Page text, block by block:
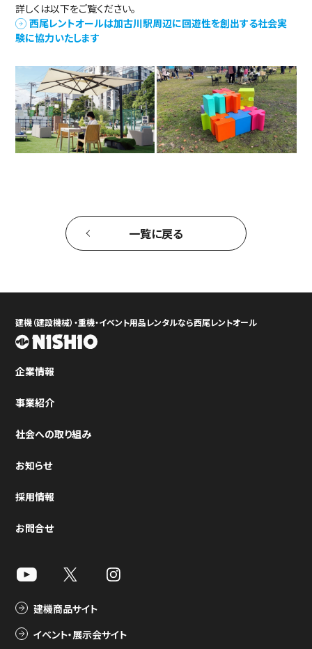
詳しくは以下をご覧ください。
西尾レントオールは加古川駅周辺に回遊性を創出する社会実
験に協力いたします
一覧に戻る
建機（建設機械）・重機・イベント用品レンタルなら西尾レントオール
企業情報
事業紹介
社会への取り組み
お知らせ
採用情報
お問合せ
建機商品サイト
イベント・展示会サイト